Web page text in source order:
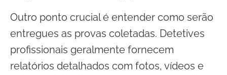
Outro ponto crucial é entender como serão
entregues as provas coletadas. Detetives
profissionais geralmente fornecem
relatórios detalhados com fotos, vídeos e